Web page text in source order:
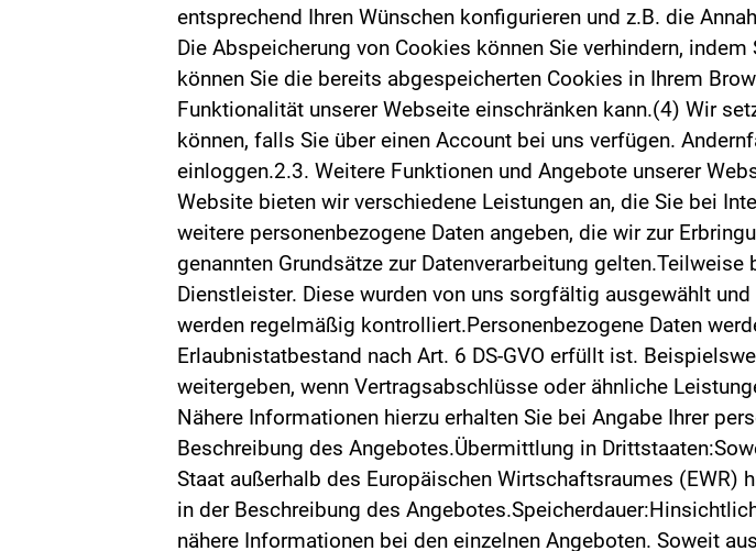
entsprechend Ihren Wünschen konfigurieren und z.B. die
Die Abspeicherung von Cookies können Sie verhindern,
können Sie die bereits abgespeicherten Cookies in Ihrem
Funktionalität unserer Webseite einschränken kann.(4) Wir
können, falls Sie über einen Account bei uns verfügen.
einloggen.2.3. Weitere Funktionen und Angebote unserer
Website bieten wir verschiedene Leistungen an, die Sie bei
weitere personenbezogene Daten angeben, die wir zur
genannten Grundsätze zur Datenverarbeitung
Dienstleister. Diese wurden von uns sorgfältig ausgewählt
werden regelmäßig kontrolliert.Personenbezogene Daten
Erlaubnistatbestand nach Art. 6 DS-GVO erfüllt ist.
weitergeben, wenn Vertragsabschlüsse oder ähnliche
Nähere Informationen hierzu erhalten Sie bei Angabe Ihrer
Beschreibung des Angebotes.Übermittlung in
Staat außerhalb des Europäischen Wirtschaftsraumes
in der Beschreibung des
nähere Informationen bei den einzelnen Angeboten. Soweit